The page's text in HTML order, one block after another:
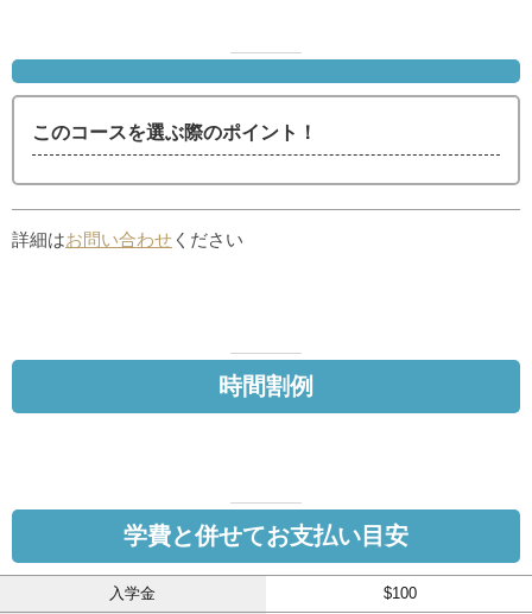
このコースを選ぶ際のポイント！
詳細はお問い合わせ ください
時間割例
学費と併せてお支払い目安
入学金 $100